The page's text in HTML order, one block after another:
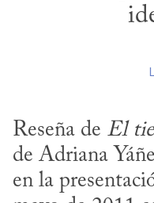
Reseña de El
de Adriana
en la